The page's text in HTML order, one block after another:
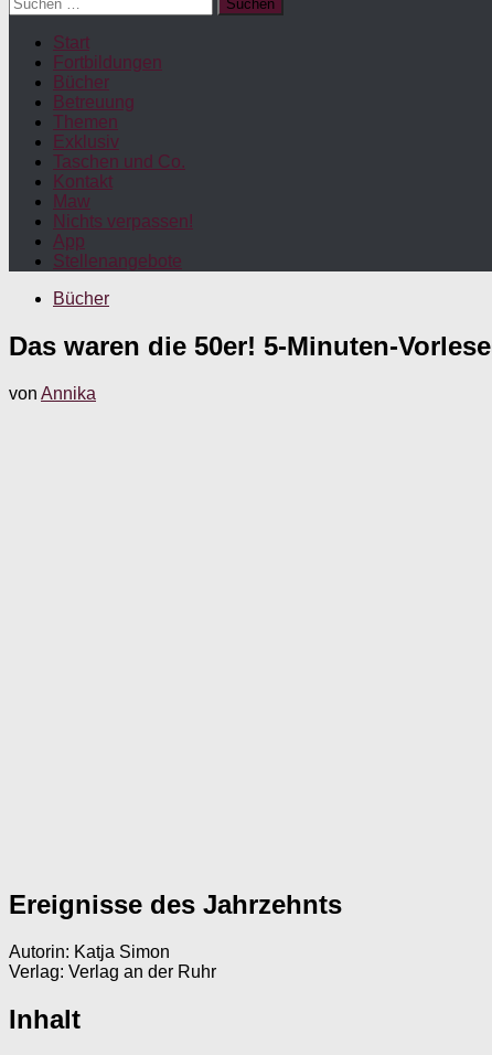
nach:
Start
Fortbildungen
Bücher
Betreuung
Themen
Exklusiv
Taschen und Co.
Kontakt
Maw
Nichts verpassen!
App
Stellenangebote
Bücher
Das waren die 50er! 5-Minuten-
von Annika
Ereignisse des Jahrzehnts
Autorin: Katja Simon
Verlag: Verlag an der Ruhr
Inhalt